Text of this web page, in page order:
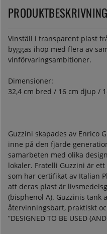
PRODUKTBESKRIVNING
Vinställ i transparent plast
byggas ihop med flera av
vinförvaringsambitioner.
Dimensioner:
32,4 cm bred / 16 cm djup /
Guzzini skapades av Enrico
inne på den fjärde
samarbeten med olika
lokaler. Fratelli Guzzini är
som har certifikat av Italian
att deras plast är
(bisphenol A). Guzzinis tänk
återvinningsbart, praktiskt
”DESIGNED TO BE USED